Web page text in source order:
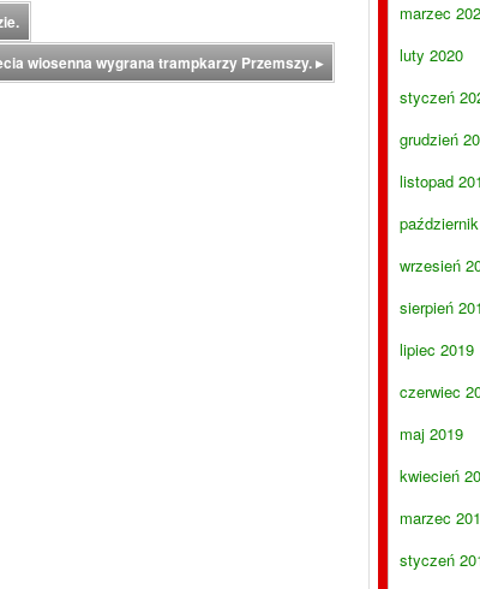
wiosenna wygrana trampkarzy Przemszy.▸
marzec
luty 2020
styczeń
grudzień
listopad
wrzesień
sierpień
lipiec 2019
czerwiec
maj 2019
kwiecień
marzec
styczeń